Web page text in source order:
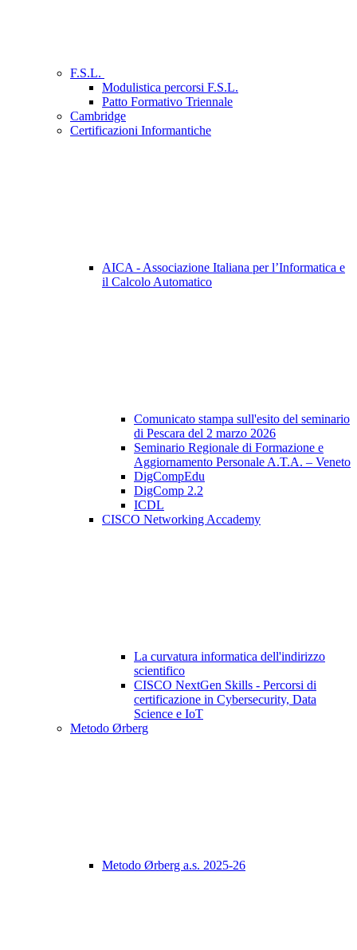
F.S.L.
Modulistica percorsi F.S.L.
Patto Formativo Triennale
Cambridge
Certificazioni Informantiche
AICA - Associazione Italiana per l’Informatica e
il Calcolo Automatico
Comunicato stampa sull'esito del seminario
di Pescara del 2 marzo 2026
Seminario Regionale di Formazione e
Aggiornamento Personale A.T.A. – Veneto
DigCompEdu
DigComp 2.2
ICDL
CISCO Networking Accademy
La curvatura informatica dell'indirizzo
scientifico
CISCO NextGen Skills - Percorsi di
certificazione in Cybersecurity, Data
Science e IoT
Metodo Ørberg
Metodo Ørberg a.s. 2025-26